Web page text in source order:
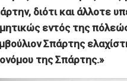
διότι και άλλοτε
εντός της
Σπάρτης
της Σπάρτης.»